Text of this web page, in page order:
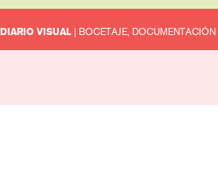
DIARIO VISUAL | BOCETAJE,